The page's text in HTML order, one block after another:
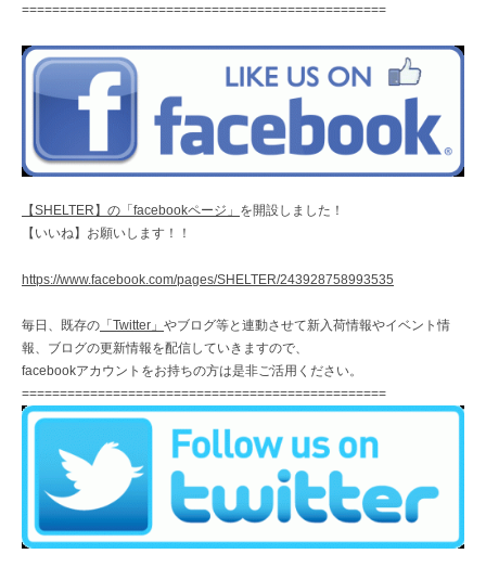
================================================
【SHELTER】の「facebookページ」 を開設しました！
【いいね】お願いします！！
https://www.facebook.com/pages/SHELTER/243928758993535
毎日、既存の 「Twitter」 やブログ等と連動させて新入荷情報やイベント情
報、ブログの更新情報を配信していきますので、
facebookアカウントをお持ちの方は是非ご活用ください。
================================================